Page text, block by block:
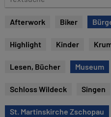
e
Afterwork Biker
Highlight Kinder
Lesen, Bücher Museum
Schloss Wildeck Singen
St. Martinskirche Zschopau